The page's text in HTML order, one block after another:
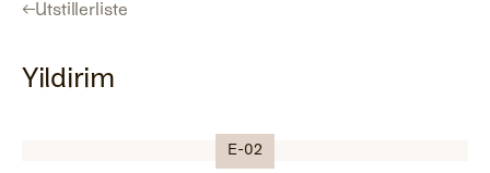
←Utstillerliste
Yildirim
E-02
Logo